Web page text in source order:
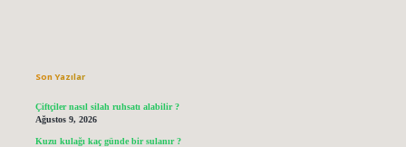
Son Yazılar
Çiftçiler nasıl silah ruhsatı alabilir ?
Ağustos 9, 2026
Kuzu kulağı kaç günde bir sulanır ?